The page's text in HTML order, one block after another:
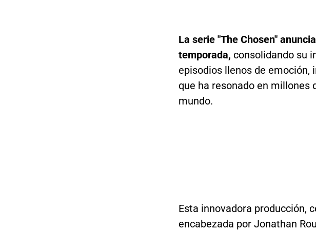
La serie "The Chosen"
temporada, consolidando su
episodios llenos de emoción,
que ha resonado en millones
mundo.
Esta innovadora producción,
encabezada por Jonathan